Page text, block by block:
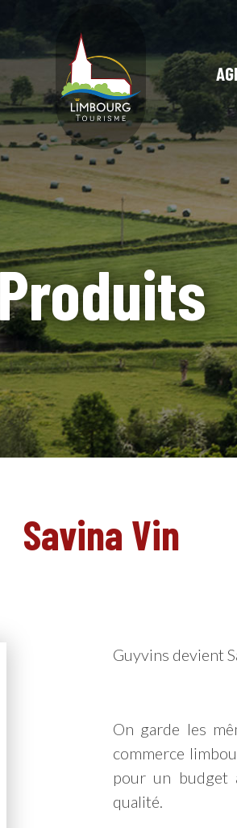
Savina Vin
Guyvins devient
On garde les
commerce
pour un budget
qualité.